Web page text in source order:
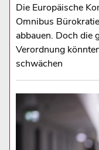
Die Europäische
Omnibus
abbauen. Doch die
Verordnung
schwächen